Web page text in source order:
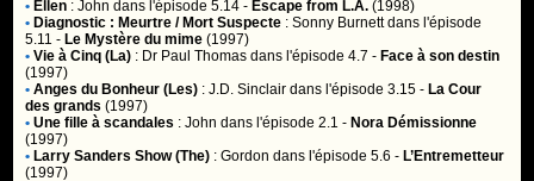
• Ellen :John dans l'épisode 5.14 - Escape from L.A. (1998)
• Diagnostic : Meurtre / Mort Suspecte :Sonny Burnettdans l'épisode
5.11 - Le Mystère du mime (1997)
• Vie à Cinq (La) : Dr Paul Thomas dans l'épisode 4.7 - Face à son destin
(1997)
• Anges du Bonheur (Les) :J.D. Sinclair dans l'épisode 3.15 - La Cour
des grands (1997)
• Une fille à scandales :John dans l'épisode 2.1 - Nora Démissionne
(1997)
• Larry Sanders Show (The) :Gordon dans l'épisode 5.6 - L’Entremetteur
(1997)